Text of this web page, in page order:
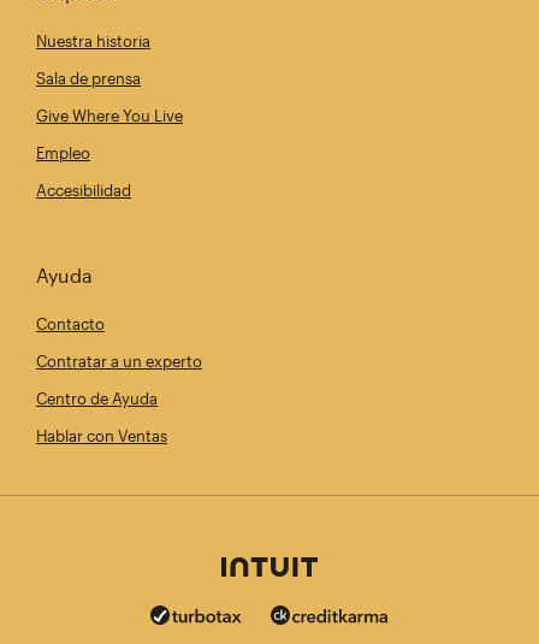
Nuestra historia
Sala de prensa
Give Where You Live
Empleo
Accesibilidad
Ayuda
Contacto
Contratar a un experto
Centro de Ayuda
Hablar con Ventas